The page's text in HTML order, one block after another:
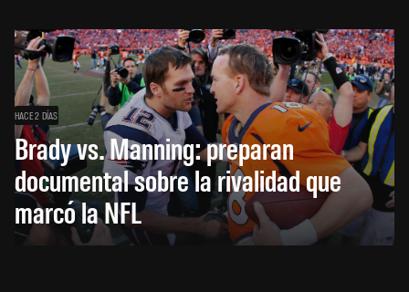
HACE 2 DÍAS
Brady vs. Manning: preparan
documental sobre la rivalidad que
marcó la NFL